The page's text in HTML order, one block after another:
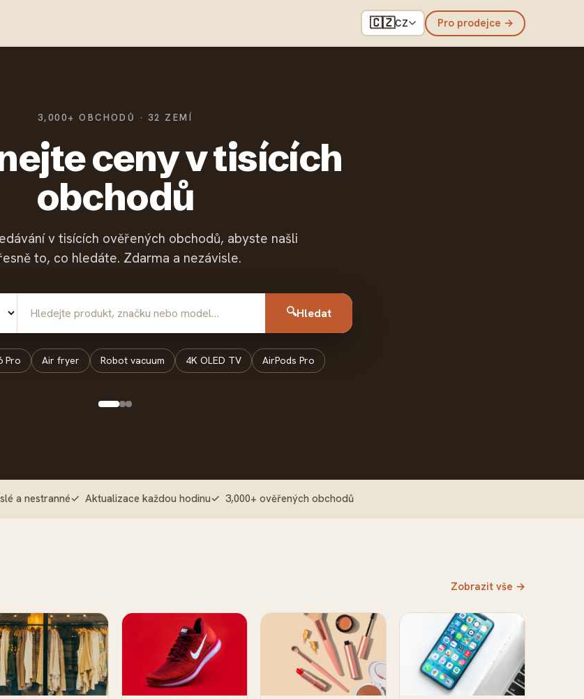
🇨🇿CZ Pro prodejce →
3,000+ OBCHODŮ · 32 ZEMÍ
ceny v tisících
obchodů
v tisících ověřených obchodů, abyste našli
to, co hledáte. Zdarma a nezávisle.
🔍Hledat
Pro Air fryer Robot vacuum 4K OLED TV AirPods Pro
a nestranné✓ Aktualizace každou hodinu✓ 3,000+ ověřených obchodů
Zobrazit vše →